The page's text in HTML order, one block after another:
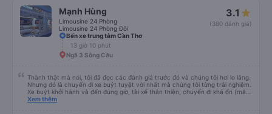
Mạnh Hùng
Limousine 24 Phòng
Limousine 24 Phòng Đôi
3.1
(380 đánh giá)
Bến xe trung tâm Cần Thơ
13 giờ 10 phút
Ngã 3 Sông Cầu
Thành thật mà nói, tôi đã đọc các đánh giá trước đó và chúng tôi hơi lo lắng.
Nhưng đó là chuyến đi xe buýt tuyệt vời nhất mà chúng tôi từng trải nghiệm.
Xe buýt khởi hành và đến đúng giờ, tài xế thân thiện, chuyến đi khá ổn (mặc
dù vẫn hơi xóc, nhưng đó là đặc trưng của Việt Nam ^^), và chỗ ngồi thoải
Xem thêm